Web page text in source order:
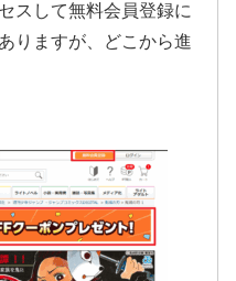
スして無料会員登録に
りますが、どこから進